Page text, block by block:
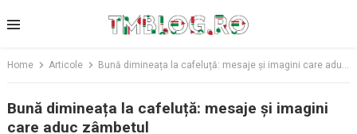
to
Home Articole Bună dimineața la cafeluță: mesaje și imagini care aduc zâmbetul
Bună dimineața la cafeluță: mesaje și imagini
care aduc zâmbetul